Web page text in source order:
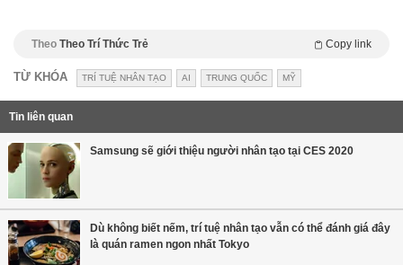
Theo Theo Trí Thức Trẻ Copy link
TỪ KHÓA TRÍ TUỆ NHÂN TẠO AI TRUNG QUỐC MỸ
Tin liên quan
Samsung sẽ giới thiệu người nhân tạo tại CES 2020
Dù không biết nếm, trí tuệ nhân tạo vẫn có thể đánh giá đây
là quán ramen ngon nhất Tokyo